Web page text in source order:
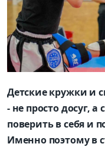
Детские кружки и
- не просто досуг,
поверить в себя и
Именно поэтому в